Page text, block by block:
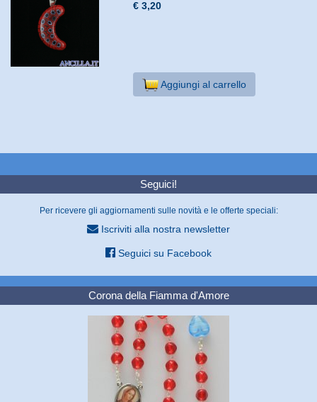
€ 3,20
Aggiungi al carrello
Seguici!
Per ricevere gli aggiornamenti sulle novità e le offerte speciali:
Iscriviti alla nostra newsletter
Seguici su Facebook
Corona della Fiamma d'Amore